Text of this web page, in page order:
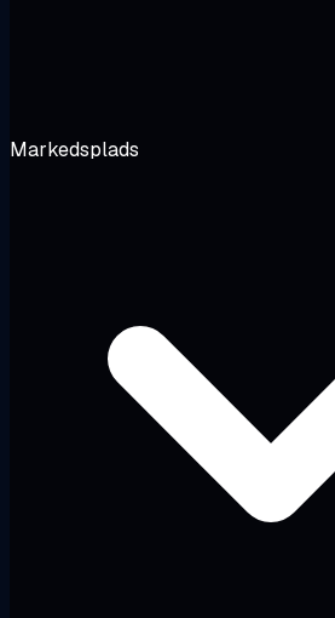
Markedsplads